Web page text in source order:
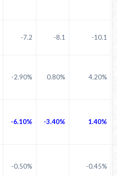
-7.2 -8.1 -10.1
-2.90% 0.80% 4.20%
-6.10% -3.40% 1.40%
-0.50% -0.45%